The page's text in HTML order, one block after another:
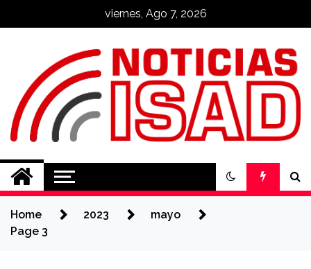
viernes, Ago 7, 2026
Noticias ISAD
REALIZADO POR NUESTROS
Home 2023
mayo
Page 3